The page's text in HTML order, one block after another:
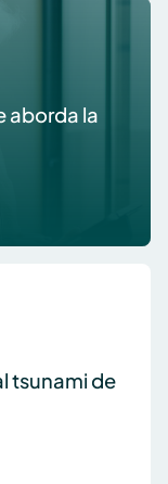
aborda la
inteligente
tsunami de
como solución al